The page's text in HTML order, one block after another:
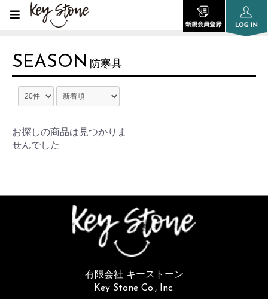
SEASON 防寒具
お探しの商品は見つかりま
せんでした
有限会社 キーストーン
Key Stone Co., Inc.